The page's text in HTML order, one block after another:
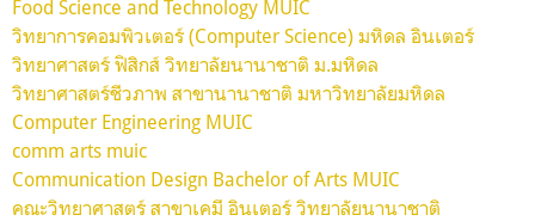
Food Science and Technology MUIC
วิทยาการคอมพิวเตอร์ (Computer Science) มหิดล อินเตอร์
วิทยาศาสตร์ ฟิสิกส์ วิทยาลัยนานาชาติ ม.มหิดล
วิทยาศาสตร์ชีวภาพ สาขานานาชาติ มหาวิทยาลัยมหิดล
Computer Engineering MUIC
comm arts muic
Communication Design Bachelor of Arts MUIC
คณะวิทยาศาสตร์ สาขาเคมี อินเตอร์ วิทยาลัยนานาชาติ